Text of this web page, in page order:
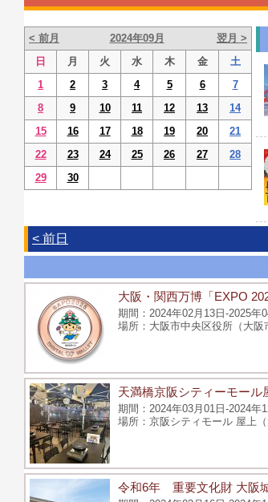
< 前月 2024年09月
翌月 >
日
月 火 水 木 金
土
1
2 3 4 5 6
7
8
9 10 11 12 13
14
15
16 17 18 19 20
21
22
23 24 25 26 27
28
29
30
< 前日
大阪・関西万博「EXPO
2024年02月13日-2025年
大阪市中央区役所（大阪
天満橋京阪シティーモール
2024年03月01日-2024年
京阪シティモール 屋上
令和6年 重要文化財 大阪